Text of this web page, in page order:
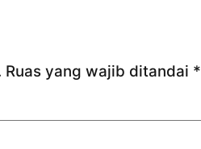
Ruas yang wajib ditandai *